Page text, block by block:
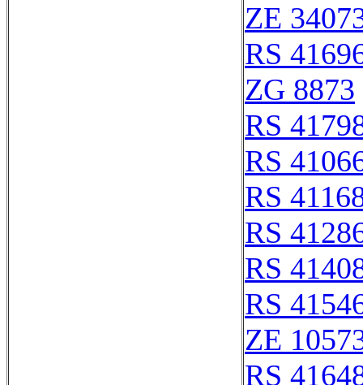
ZE
RS
ZG 8873
RS
RS
RS
RS
RS
RS
ZE
RS